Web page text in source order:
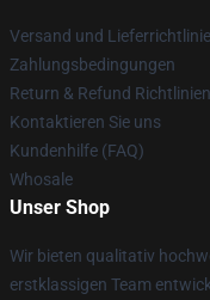
Versand und
Zahlungsbedingungen
Return & Refund Richtlinien
Kontaktieren Sie uns
Kundenhilfe (FAQ)
Whosale
Unser Shop
Wir bieten qualitativ
erstklassigen Team